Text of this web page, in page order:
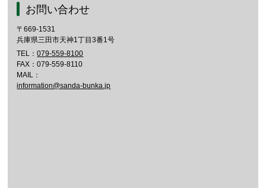
お問い合わせ
〒669-1531
兵庫県三田市天神1丁目3番1号
TEL：079-559-8100
FAX：079-559-8110
MAIL：
information@sanda-bunka.jp